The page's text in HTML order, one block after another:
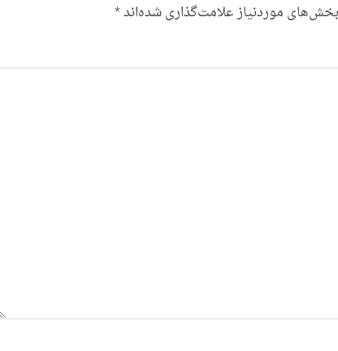
بخش‌های موردنیاز علامت‌گذاری شده‌اند*